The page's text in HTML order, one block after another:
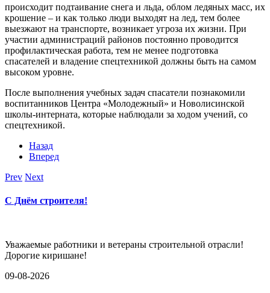
происходит подтаивание снега и льда, облом ледяных масс, их
крошение – и как только люди выходят на лед, тем более
выезжают на транспорте, возникает угроза их жизни. При
участии администраций районов постоянно проводится
профилактическая работа, тем не менее подготовка
спасателей и владение спецтехникой должны быть на самом
высоком уровне.
После выполнения учебных задач спасатели познакомили
воспитанников Центра «Молодежный» и Новолисинской
школы-интерната, которые наблюдали за ходом учений, со
спецтехникой.
Назад
Вперед
Prev Next
С Днём строителя!
Уважаемые работники и ветераны строительной отрасли!
Дорогие киришане!
09-08-2026